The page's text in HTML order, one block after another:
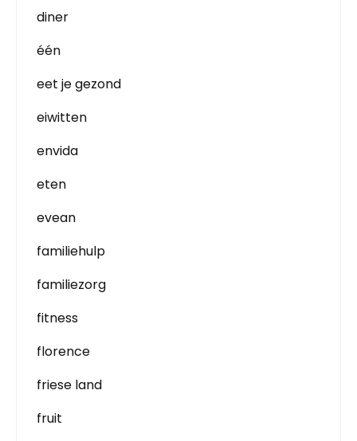
diner
één
eet je gezond
eiwitten
envida
eten
evean
familiehulp
familiezorg
fitness
florence
friese land
fruit